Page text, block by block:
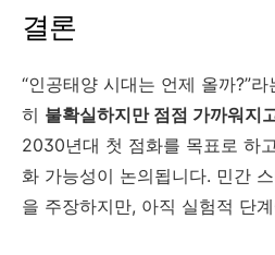
결론
“인공태양 시대는 언제 올까?”
히 불확실하지만 점점 가까워지
2030년대 첫 점화를 목표로 하
화 가능성이 논의됩니다. 민간
을 주장하지만, 아직 실험적 단